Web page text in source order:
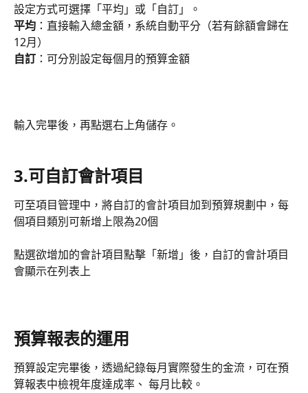
設定方式可選擇「平均」或「自訂」。
平均 ：直接輸入總金額，系統自動平分（若有餘額會歸在
12月）
自訂 ：可分別設定每個月的預算金額
輸入完畢後，再點選右上角儲存。
3.可自訂會計項目
可至項目管理中，將自訂的會計項目加到預算規劃中，每
個項目類別可新增上限為20個
點選欲增加的會計項目點擊「新增」後，自訂的會計項目
會顯示在列表上
預算報表的運用
預算設定完畢後，透過紀錄每月實際發生的金流，可在預
算報表中檢視年度達成率、 每月比較。